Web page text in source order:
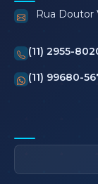
Rua Doutor
(11) 2955-
(11) 99680-